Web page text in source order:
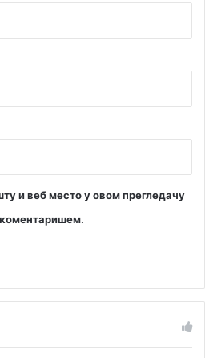
и веб место у овом прегледачу